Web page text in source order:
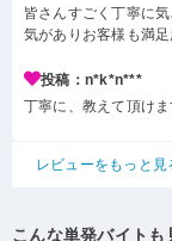
皆さんすごく丁寧に
気がありお客様も満
投稿：n*k*n***
丁寧に、教えて頂け
レビューをもっと見
こんな単発バイトも